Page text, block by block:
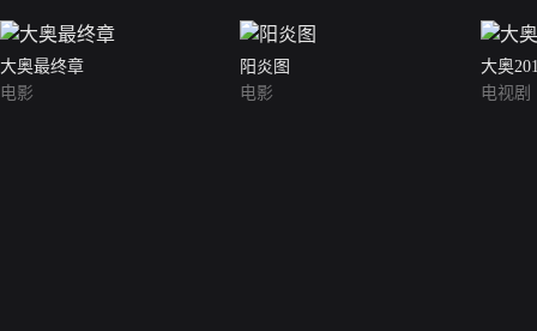
大奥最终章
电影
阳炎图
电影
大奥
电视剧